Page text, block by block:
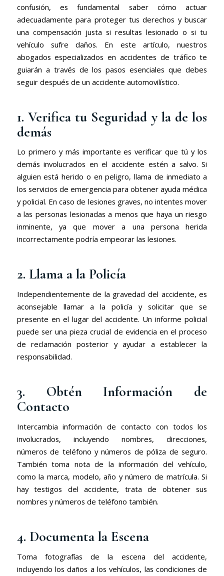
confusión, es fundamental saber cómo actuar
adecuadamente para proteger tus derechos y buscar
una compensación justa si resultas lesionado o si tu
vehículo sufre daños. En este artículo, nuestros
abogados especializados en accidentes de tráfico te
guiarán a través de los pasos esenciales que debes
seguir después de un accidente automovilístico.
1. Verifica tu Seguridad y la de los
demás
Lo primero y más importante es verificar que tú y los
demás involucrados en el accidente estén a salvo. Si
alguien está herido o en peligro, llama de inmediato a
los servicios de emergencia para obtener ayuda médica
y policial. En caso de lesiones graves, no intentes mover
a las personas lesionadas a menos que haya un riesgo
inminente, ya que mover a una persona herida
incorrectamente podría empeorar las lesiones.
2. Llama a la Policía
Independientemente de la gravedad del accidente, es
aconsejable llamar a la policía y solicitar que se
presente en el lugar del accidente. Un informe policial
puede ser una pieza crucial de evidencia en el proceso
de reclamación posterior y ayudar a establecer la
responsabilidad.
3. Obtén Información de
Contacto
Intercambia información de contacto con todos los
involucrados, incluyendo nombres, direcciones,
números de teléfono y números de póliza de seguro.
También toma nota de la información del vehículo,
como la marca, modelo, año y número de matrícula. Si
hay testigos del accidente, trata de obtener sus
nombres y números de teléfono también.
4. Documenta la Escena
Toma fotografías de la escena del accidente,
incluyendo los daños a los vehículos, las condiciones de